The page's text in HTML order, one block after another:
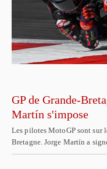
GP de Grande-
Martín s'impose
Les pilotes MotoGP sont sur
Bretagne. Jorge Martín a